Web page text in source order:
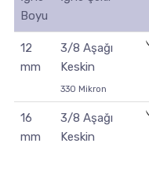
Boyu
12
mm
3/8 Aşağı
Keskin
330 Mikron
16
mm
3/8 Aşağı
Keskin